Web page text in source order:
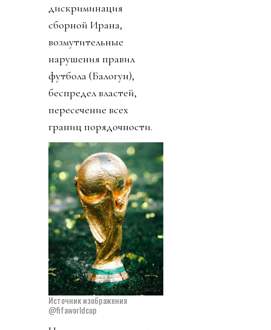
дискриминация
сборной Ирана,
возмутительные
нарушения правил
футбола (Балогун),
беспредел властей,
пересечение всех
границ порядочности.
Источник изображения
@fifaworldcup